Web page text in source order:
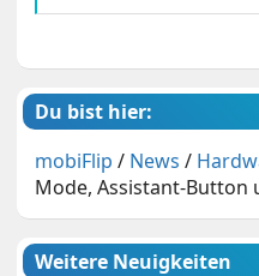
Du bist hier:
mobiFlip / News /
Mode, Assistant-Button
Weitere Neuigkeiten